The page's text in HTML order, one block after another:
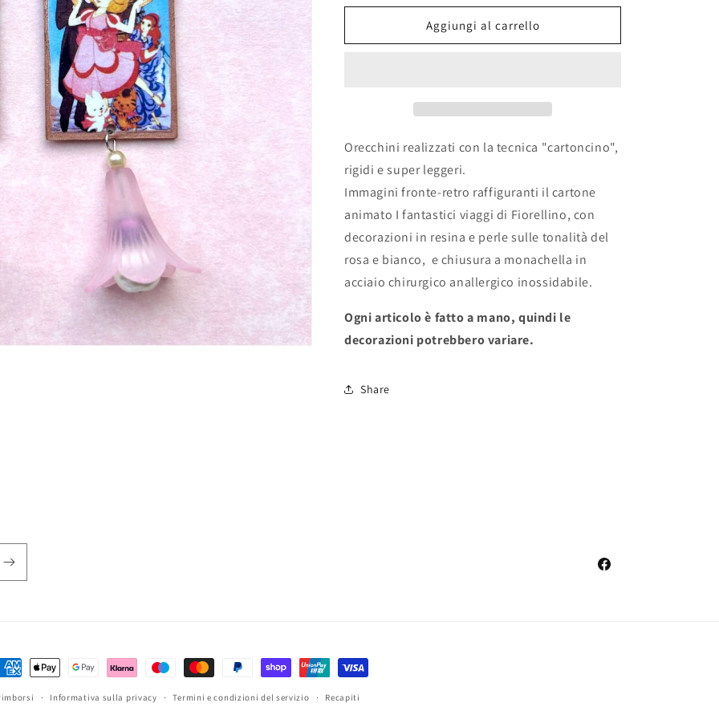
per
&quot;FIORELLINO&quot;
per
Orecchini
&quot;FIORELLINO&quot;
Aggiungi al carrello
Orecchini realizzati con la tecnica "cartoncino",
rigidi e super leggeri.
Immagini fronte-retro raffiguranti il cartone
animato I fantastici viaggi di Fiorellino, con
decorazioni in resina e perle sulle tonalità del
rosa e bianco, e chiusura a monachella in
acciaio chirurgico anallergico inossidabile.
Ogni articolo è fatto a mano, quindi le
decorazioni potrebbero variare.
Share
Facebook
Informativa sulla privacy Termini e condizioni del servizio Recapiti